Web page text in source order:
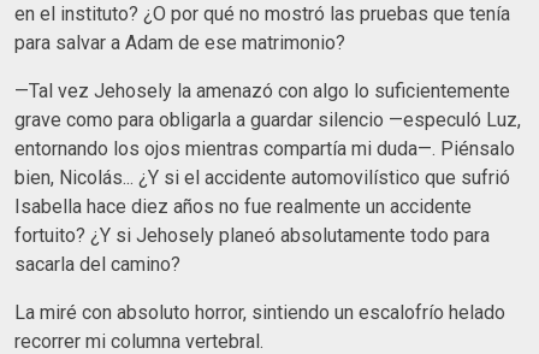
en el instituto? ¿O por qué no mostró las pruebas que tenía
para salvar a Adam de ese matrimonio?
—Tal vez Jehosely la amenazó con algo lo suficientemente
grave como para obligarla a guardar silencio —especuló Luz,
entornando los ojos mientras compartía mi duda—. Piénsalo
bien, Nicolás... ¿Y si el accidente automovilístico que sufrió
Isabella hace diez años no fue realmente un accidente
fortuito? ¿Y si Jehosely planeó absolutamente todo para
sacarla del camino?
La miré con absoluto horror, sintiendo un escalofrío helado
recorrer mi columna vertebral.